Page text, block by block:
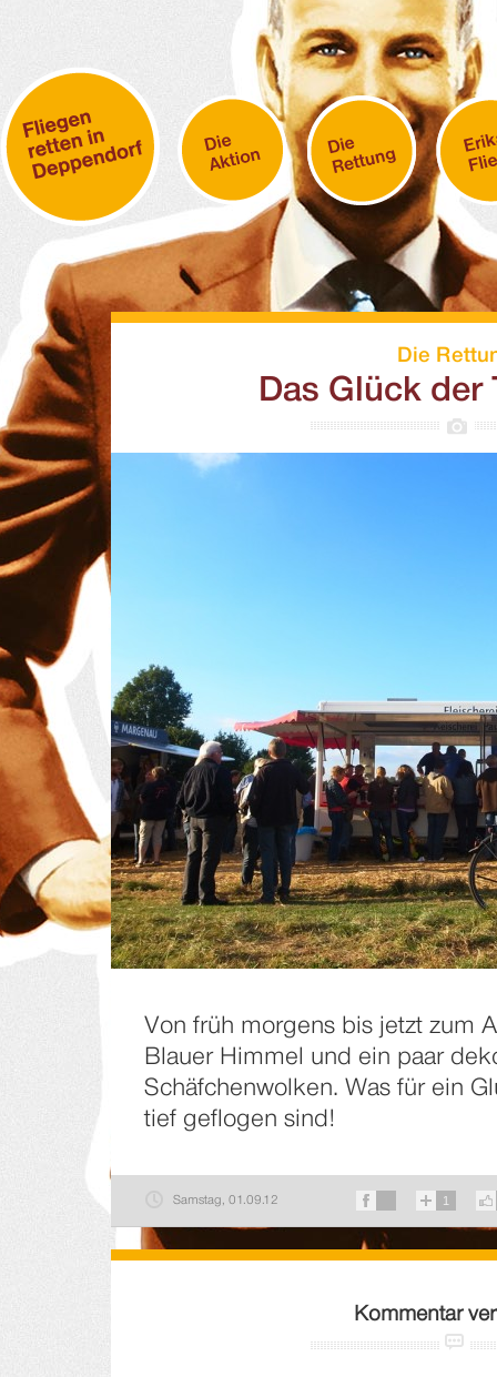
Die
Das Glück der
Von früh morgens bis jetzt zum
Blauer Himmel und ein paar
Schäfchenwolken. Was für ein
tief geflogen sind!
Samstag, 01.09.12 1
Kommentar